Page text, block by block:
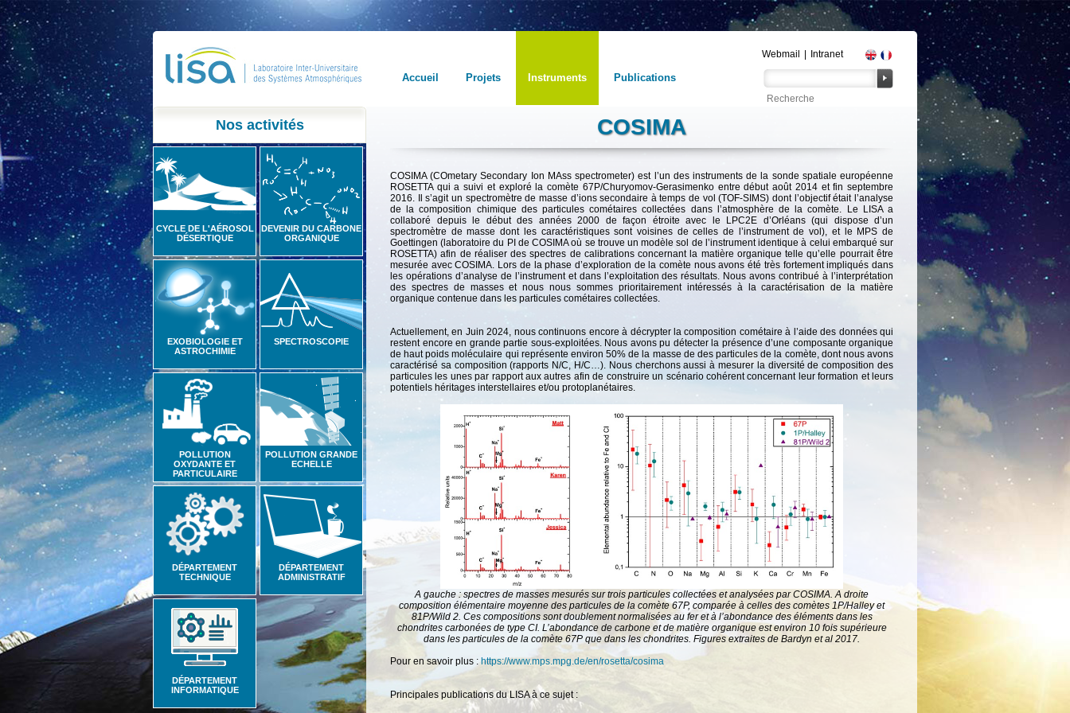
Accueil Projets Instruments Publications
Webmail Intranet
Nos activités
CYCLE DE L'AÉROSOL
DÉSERTIQUE
DEVENIR DU CARBONE
ORGANIQUE
EXOBIOLOGIE ET
ASTROCHIMIE
SPECTROSCOPIE
POLLUTION
OXYDANTE ET
PARTICULAIRE
POLLUTION GRANDE
ECHELLE
DÉPARTEMENT
TECHNIQUE
DÉPARTEMENT
ADMINISTRATIF
DÉPARTEMENT
INFORMATIQUE
COSIMA
COSIMA (COmetary Secondary Ion MAss spectrometer) est l’un des instruments de la sonde spatiale européenne
ROSETTA qui a suivi et exploré la comète 67P/Churyomov-Gerasimenko entre début août 2014 et fin septembre
2016.
Il s’agit un spectromètre de masse d’ions secondaire à temps de vol (TOF-SIMS) dont l’objectif était l’analyse
de la composition chimique des particules cométaires collectées dans l’atmosphère de la comète.
Le LISA a
collaboré depuis le début des années 2000 de façon étroite avec le LPC2E d’Orléans (qui dispose d’un
spectromètre de masse dont les caractéristiques sont voisines de celles de l’instrument de vol), et le MPS de
Goettingen (laboratoire du PI de COSIMA où se trouve un modèle sol de l’instrument identique à celui embarqué sur
ROSETTA) afin de réaliser des spectres de calibrations concernant la matière organique telle qu’elle pourrait être
mesurée avec COSIMA. Lors de la phase d’exploration de la comète nous avons été très fortement impliqués dans
les opérations d’analyse de l’instrument et dans l’exploitation des résultats. Nous avons contribué à l’interprétation
des spectres de masses et nous nous sommes prioritairement intéressés à la caractérisation de la matière
organique contenue dans les particules cométaires collectées.
Actuellement, en Juin 2024, nous continuons encore à décrypter la composition cométaire à l’aide des données qui
restent encore en grande partie sous-exploitées. Nous avons pu détecter la présence d’une composante organique
de haut poids moléculaire qui représente environ 50% de la masse de des particules de la comète, dont nous avons
caractérisé sa composition (rapports N/C, H/C…). Nous cherchons aussi à mesurer la diversité de composition des
particules les unes par rapport aux autres afin de construire un scénario cohérent concernant leur formation et leurs
potentiels héritages interstellaires et/ou protoplanétaires.
A gauche : spectres de masses mesurés sur trois particules collectées et analysées par COSIMA.A droite
composition élémentaire moyenne des particules de la comète 67P, comparée à celles des comètes 1P/Halley et
81P/Wild 2. Ces compositions sont doublement normalisées au fer et à l’abondance des éléments dans les
chondrites carbonées de type CI. L’abondance de carbone et de matière organique est environ 10 fois supérieure
dans les particules de la comète 67P que dans les chondrites. Figures extraites de Bardyn et al 2017.
Pour en savoir plus : https://www.mps.mpg.de/en/rosetta/cosima
Principales publications du LISA à ce sujet :